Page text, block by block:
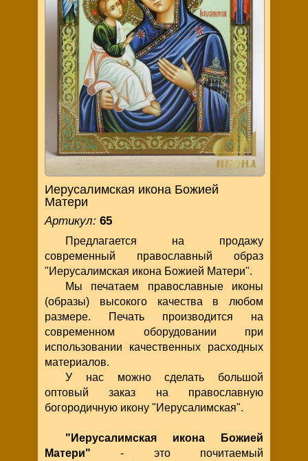
Иерусалимская икона Божией
Матери
Артикул: 65
Предлагается на продажу
современный православный образ
"Иерусалимская икона Божией Матери".
Мы печатаем православные иконы
(образы) высокого качества в любом
размере. Печать производится на
современном оборудовании при
использовании качественных расходных
материалов.
У нас можно сделать большой
оптовый заказ на православную
богородичную икону "Иерусалимская".
"Иерусалимская икона Божией
Матери" - это почитаемый